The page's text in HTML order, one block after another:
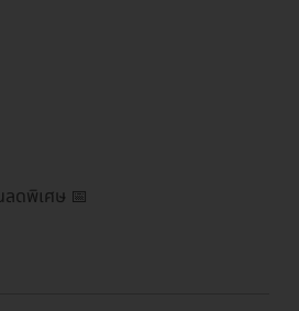
ดพิเศษ 📅